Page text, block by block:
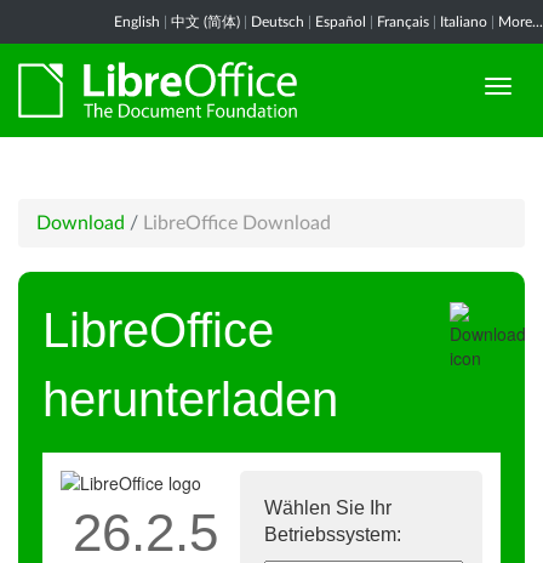
English 中文 (简体) Deutsch Español Français Italiano More...
Download / LibreOffice Download
LibreOffice
herunterladen
Wählen Sie Ihr
Betriebssystem:
26.2.5